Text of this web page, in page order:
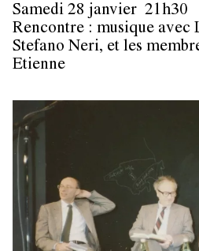
Samedi 28 janvier 21h30
Rencontre : musique
Stefano Neri, et les
Etienne